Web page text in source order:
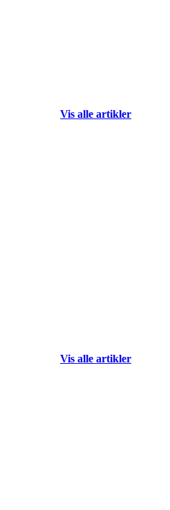
Vis alle artikler
Vis alle artikler